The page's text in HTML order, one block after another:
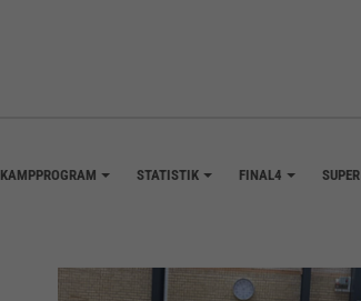
KAMPPROGRAM STATISTIK FINAL4